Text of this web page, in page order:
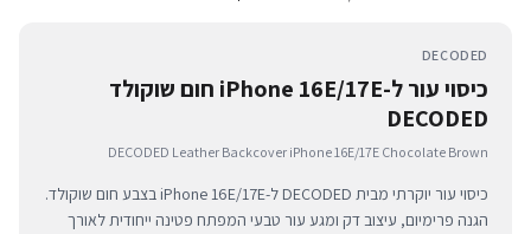
DECODED
כיסוי עור ל-iPhone 16E/17E חום שוקולד
DECODED
DECODED Leather Backcover iPhone 16E/17E Chocolate Brown
כיסוי עור יוקרתי מבית DECODED ל-iPhone 16E/17E בצבע חום שוקולד.
הגנה פרימיום, עיצוב דק ומגע עור טבעי המפתח פטינה ייחודית לאורך